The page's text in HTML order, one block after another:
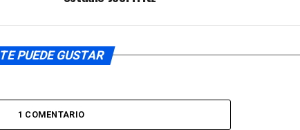
TE PUEDE GUSTAR
1 COMENTARIO